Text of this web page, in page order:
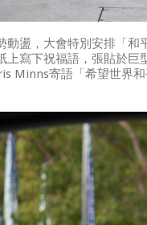
動盪，大會特別安排「
上寫下祝福語，張貼於巨
Minns寄語「希望世界